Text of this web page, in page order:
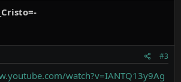
#3
watch?v=IANTQ13y9Ag